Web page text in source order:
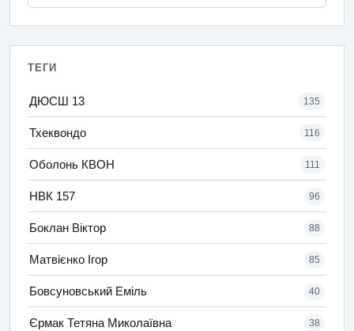
ТЕГИ
ДЮСШ 13 135
Тхеквондо 116
Оболонь КВОН 111
НВК 157 96
Боклан Віктор 88
Матвієнко Ігор 85
Бовсуновський Еміль 40
Єрмак Тетяна Миколаївна 38